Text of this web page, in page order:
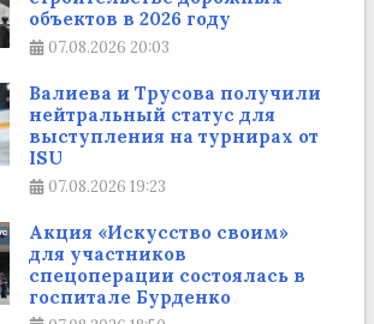
объектов в 2026 году
07.08.2026 20:03
Валиева и Трусова получили
нейтральный статус для
выступления на турнирах от
ISU
07.08.2026 19:23
Акция «Искусство своим»
для участников
спецоперации состоялась в
госпитале Бурденко